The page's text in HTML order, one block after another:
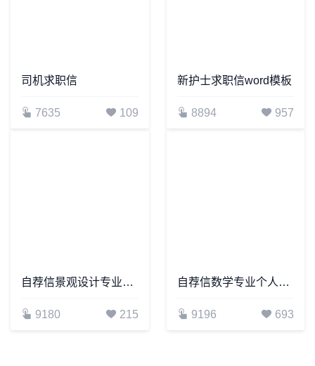
司机求职信
7635 109
新护士求职信word模板
8894 957
自荐信景观设计专业个人简历自荐书范文word模板
9180 215
自荐信数学专业个人简历自荐书范文word模板
9196 693